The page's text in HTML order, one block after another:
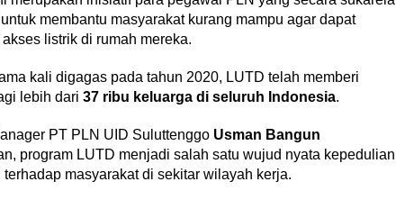
r
i
G
r
t
i
s
membantu masyarakat kurang mampu agar dapat
listrik di rumah mereka.
kali digagas pada tahun 2020, LUTD telah memberi
lebih dari 37 ribu keluarga di seluruh Indonesia.
PT PLN UID Suluttenggo Usman Bangun
program LUTD menjadi salah satu wujud nyata kepedulian
terhadap masyarakat di sekitar wilayah kerja.